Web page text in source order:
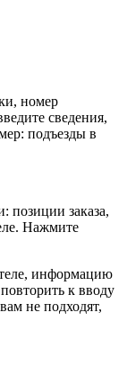
номер
сведения,
подъезды в
позиции заказа,
Нажмите
информацию
к вводу
не подходят,